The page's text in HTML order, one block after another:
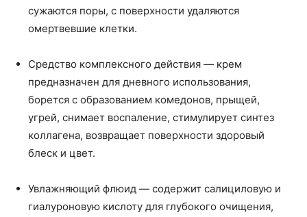
сужаются поры, с поверхности удаляются
омертвевшие клетки.
Средство комплексного действия — крем
предназначен для дневного использования,
борется с образованием комедонов, прыщей,
угрей, снимает воспаление, стимулирует синтез
коллагена, возвращает поверхности здоровый
блеск и цвет.
Увлажняющий флюид — содержит салициловую и
гиалуроновую кислоту для глубокого очищения,